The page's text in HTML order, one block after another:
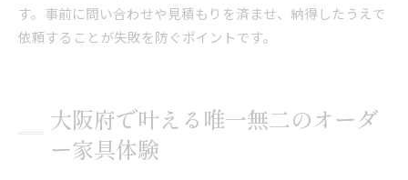
す。事前に問い合わせや見積もりを済ませ、納得したうえで
依頼することが失敗を防ぐポイントです。
大阪府で叶える唯一無二のオーダ
ー家具体験